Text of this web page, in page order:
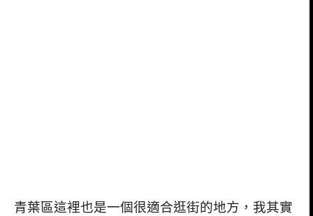
青葉區這裡也是一個很適合逛街的地方，我其實